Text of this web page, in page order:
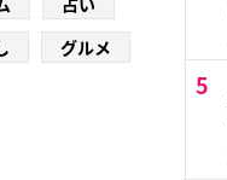
グルメ